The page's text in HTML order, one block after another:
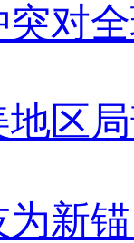
对
区
新